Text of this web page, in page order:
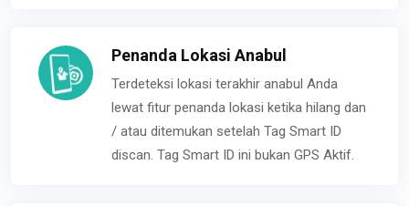
Penanda Lokasi Anabul
Terdeteksi lokasi terakhir anabul Anda
lewat fitur penanda lokasi ketika hilang dan
/ atau ditemukan setelah Tag Smart ID
discan. Tag Smart ID ini bukan GPS Aktif.